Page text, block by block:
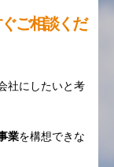
ご相談くだ
社にしたいと考
業を構想できな